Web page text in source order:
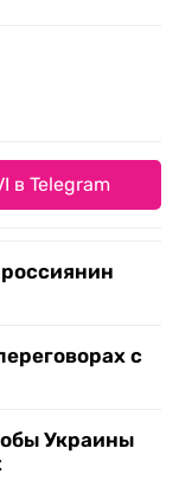
в Telegram
с
Украины